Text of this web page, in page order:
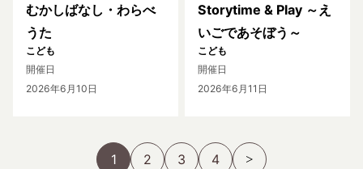
むかしばなし・わらべ
うた
こども
開催日
2026年6月10日
Storytime & Play ～え
いごであそぼう～
こども
開催日
2026年6月11日
1 2 3 4